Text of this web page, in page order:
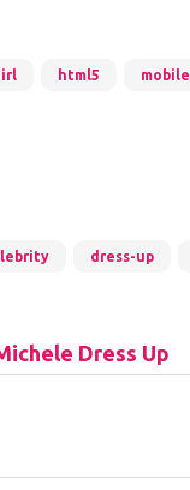
html5 mobile
dress-up
Dress Up